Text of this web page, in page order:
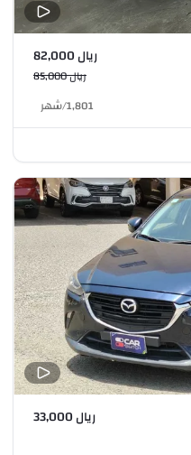
ريال 82,000
ريال 85,000
1,801
/شهر
ريال 33,000